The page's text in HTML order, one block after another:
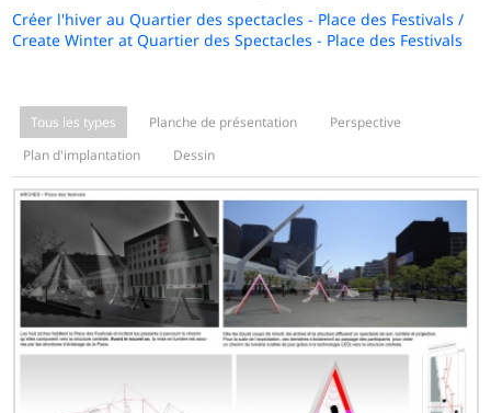
Créer l'hiver au Quartier des spectacles - Place des Festivals /
Create Winter at Quartier des Spectacles - Place des Festivals
Tous les types Planche de présentation
Perspective
Plan d'implantation
Dessin